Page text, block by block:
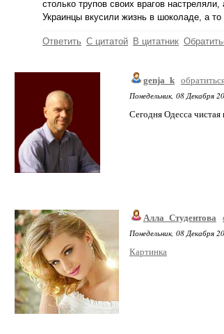
столько трупов своих врагов
Украинцы вкусили жизнь в шоколаде, а
Ответить С цитатой В цитатник
genja_k
Понедельник, 08 Декабря
Сегодня Одесса чистая
Алла_Студентова
Понедельник, 08 Декабря
Картинка